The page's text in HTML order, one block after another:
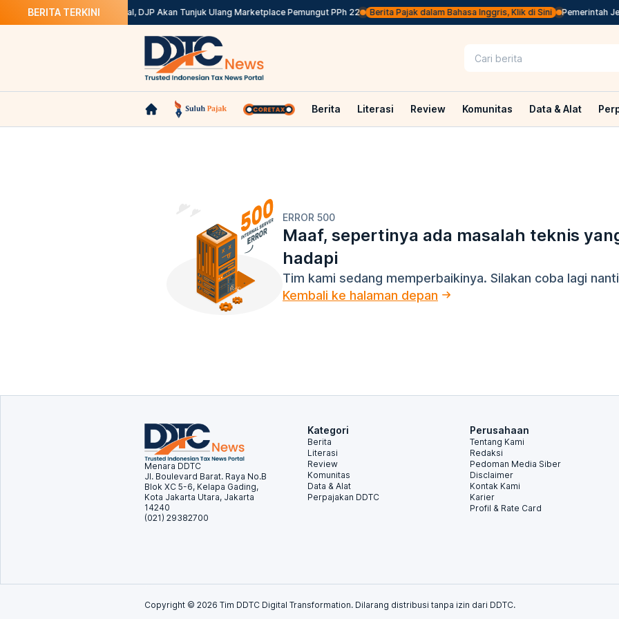
BERITA TERKINI
Ini Solusinya Kepdirjen Batal, DJP Akan Tunjuk Ulang Marketplace Pemungut PPh 22 Berita Pajak dalam Bahasa Inggris, Klik di Sini Pemerintah
Berita Literasi Review Komunitas Data & Alat
ERROR 500
Maaf, sepertinya ada masalah teknis
hadapi
Tim kami sedang memperbaikinya. Silakan coba lagi
Kembali ke halaman depan
Menara DDTC
Jl. Boulevard Barat. Raya No.B
Blok XC 5-6, Kelapa Gading,
Kota Jakarta Utara, Jakarta
14240
(021) 29382700
Kategori
Berita
Literasi
Review
Komunitas
Data & Alat
Perpajakan DDTC
Perusahaan
Tentang Kami
Redaksi
Pedoman Media Siber
Disclaimer
Kontak Kami
Karier
Profil & Rate Card
Copyright © 2026 Tim DDTC Digital Transformation. Dilarang distribusi tanpa izin dari DDTC.